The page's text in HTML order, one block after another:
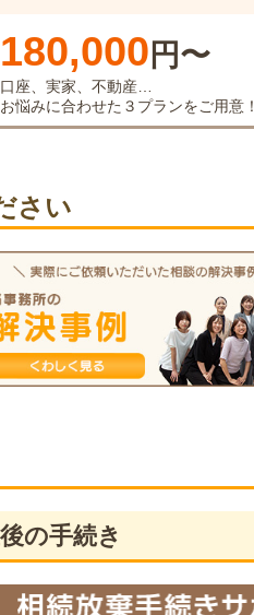
180,000 円〜
口座、実家、不動産…
お悩みに合わせた３プランをご用意！
さい
の手続き